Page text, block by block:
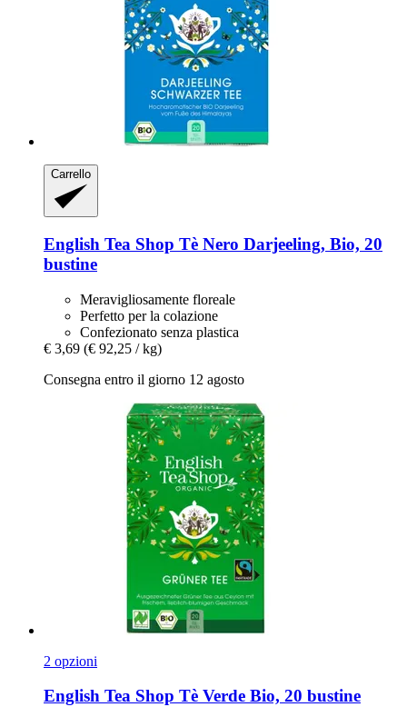
Carrello
English Tea Shop Tè Nero Darjeeling, Bio, 20
bustine
Meravigliosamente floreale
Perfetto per la colazione
Confezionato senza plastica
€ 3,69 (€ 92,25 / kg)
Consegna entro il giorno 12 agosto
2 opzioni
English Tea Shop Tè Verde Bio, 20 bustine